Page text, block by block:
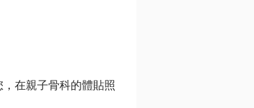
在親子骨科的體貼照